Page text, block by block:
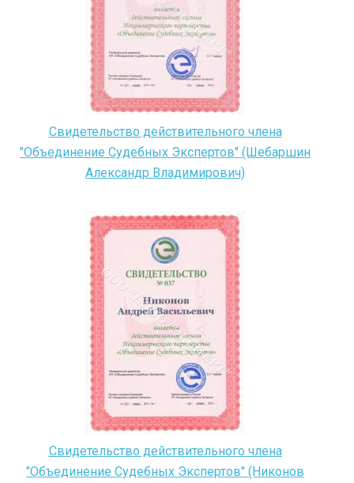
Свидетельство действительного члена
"Объединение Судебных Экспертов" (Шебаршин
Александр Владимирович)
Свидетельство действительного члена
"Объединение Судебных Экспертов" (Никонов